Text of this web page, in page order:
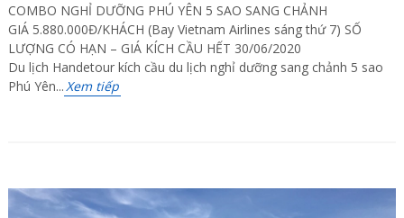
COMBO NGHỈ DƯỠNG PHÚ YÊN 5 SAO SANG CHẢNH
GIÁ 5.880.000Đ/KHÁCH (Bay Vietnam Airlines sáng thứ 7) SỐ
LƯỢNG CÓ HẠN – GIÁ KÍCH CẦU HẾT 30/06/2020
Du lịch Handetour kích cầu du lịch nghỉ dưỡng sang chảnh 5 sao
Phú Yên...Xem tiếp